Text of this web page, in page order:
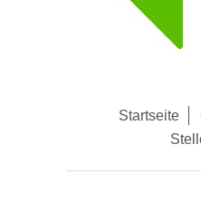
Startseite